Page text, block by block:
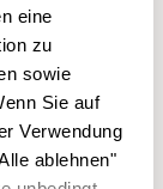
eine
zu
sowie
Sie auf
Verwendung
ablehnen"